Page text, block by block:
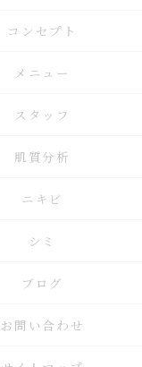
コンセプト
メニュー
スタッフ
肌質分析
ニキビ
シミ
ブログ
お問い合わせ